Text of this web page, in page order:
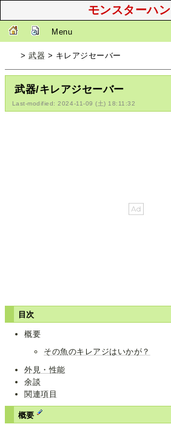
モンスターハ
Menu
>武器 > キレアジセーバー
武器/キレアジセーバー
Last-modified: 2024-11-09 (土) 18:11:32
目次
概要
その魚のキレアジはいかが？
外見・性能
余談
関連項目
概要